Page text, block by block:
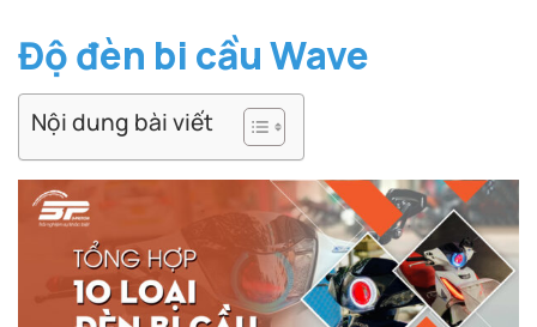
Độ đèn bi cầu Wave
Nội dung bài viết